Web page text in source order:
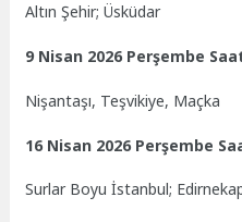
Altın Şehir; Üsküdar
9 Nisan 2026 Perşembe
Nişantaşı, Teşvikiye, Maçka
16 Nisan 2026 Perşembe
Surlar Boyu İstanbul;